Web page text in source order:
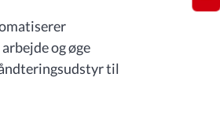
og øge
til